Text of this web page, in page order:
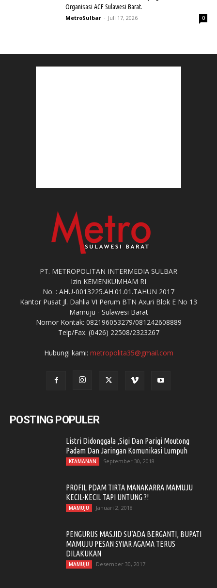
Organisasi ACF Sulawesi Barat.
MetroSulbar - Juli 17, 2026 0
PT. METROPOLITAN INTERMEDIA SULBAR
Izin KEMENKUMHAM RI
No. : AHU-0013225.AH.01.01.TAHUN 2017
Kantor Pusat Jl. Dahlia VI Perum BTN Axuri Blok E No 13
Mamuju - Sulawesi Barat
Nomor Kontak: 082196053279/081242608889
Telp/Fax. (0426) 22508/2323267
Hubungi kami: metropolita35@gmail.com
POSTING POPULER
Listri Didonggala ,Sigi Dan Parigi Moutong
Padam Dan Jaringan Komunikasi Lumpuh
KEAMANAN September 30, 2018
PROFIL PDAM TIRTA MANAKARRA MAMUJU
KECIL-KECIL TAPI UNTUNG ?!
MAMUJU Januari 2, 2018
PENGURUS MASJID SU’ADA BERGANTI, BUPATI
MAMUJU PESAN SYIAR AGAMA TERUS
DILAKUKAN
MAMUJU Desember 30, 2017